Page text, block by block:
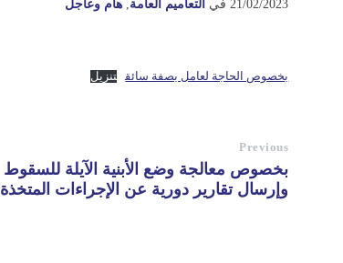
21/02/2023 في التعاميم العامة, هام وعاجل
بخصوص الحاجة لعامل بصفة سائق تنزيل
Previous
بخصوص معالجة وضع الأبنية الآيلة للسقوط
وإرسال تقارير دورية عن الإجراءات المتخذة